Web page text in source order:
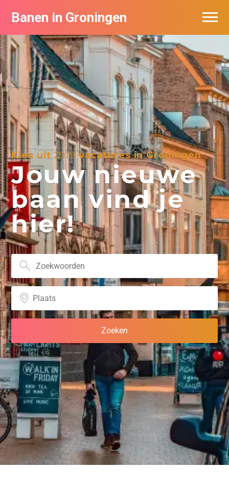
Banen in Groningen
Kies uit2919vacatures in Groningen
Jouw nieuwe
baan vind je
hier!
Vacatures per bedrijf
De populairste vacatures in Groningen
Nieuwsbrief feed